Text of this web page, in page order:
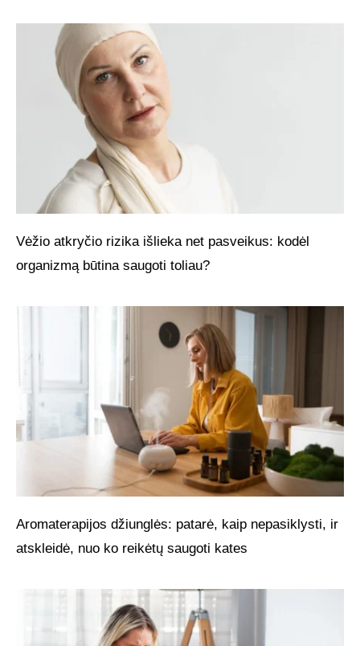
Vėžio atkryčio rizika išlieka net pasveikus: kodėl
organizmą būtina saugoti toliau?
Aromaterapijos džiunglės: patarė, kaip nepasiklysti, ir
atskleidė, nuo ko reikėtų saugoti kates